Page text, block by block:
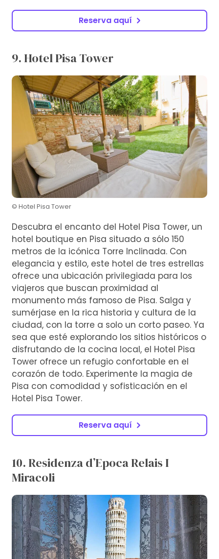
Reserva aquí
9. Hotel Pisa Tower
© Hotel Pisa Tower
Descubra el encanto del Hotel Pisa Tower, un
hotel boutique en Pisa situado a sólo 150
metros de la icónica Torre Inclinada. Con
elegancia y estilo, este hotel de tres estrellas
ofrece una ubicación privilegiada para los
viajeros que buscan proximidad al
monumento más famoso de Pisa. Salga y
sumérjase en la rica historia y cultura de la
ciudad, con la torre a solo un corto paseo. Ya
sea que esté explorando los sitios históricos o
disfrutando de la cocina local, el Hotel Pisa
Tower ofrece un refugio confortable en el
corazón de todo. Experimente la magia de
Pisa con comodidad y sofisticación en el
Hotel Pisa Tower.
Reserva aquí
10. Residenza d’Epoca Relais I
Miracoli